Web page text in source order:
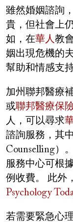
雖然婚姻諮詢
貴，但社會上
如，在華人教
姻出現危機的
幫助和情感支持
加州聯邦醫療
或聯邦醫療保
人，可以尋求
諮詢服務，其
Counselling）
服務中心可根
例收費。 此外
Psychology
若需要緊急心